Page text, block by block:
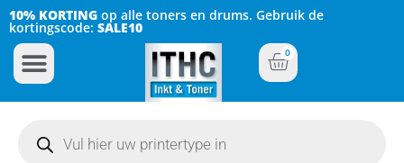
10% KORTING op alle toners en drums. Gebruik de
kortingscode: SALE10
0